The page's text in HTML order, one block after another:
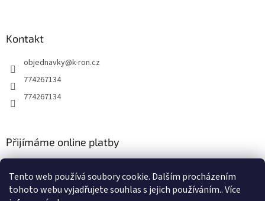
Tento web používá soubory cookie. Dalším procházením
tohoto webu vyjadřujete souhlas s jejich používáním.. Více
Kontakt
objednavky@k-ron.cz
774267134
774267134
Přijímáme online platby